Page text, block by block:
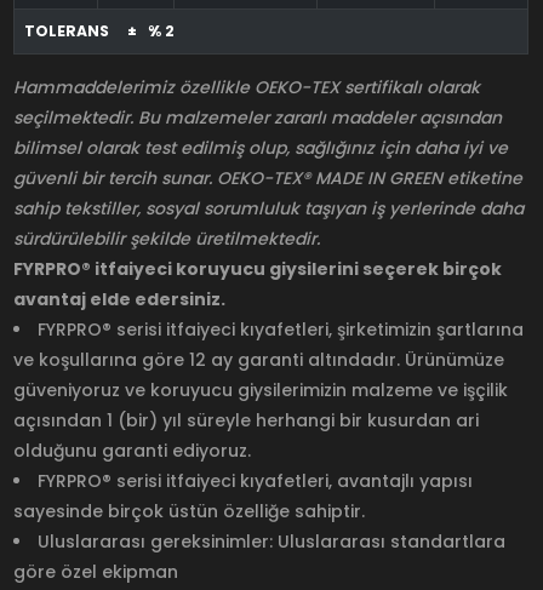
TOLERANS ± % 2
Hammaddelerimiz özellikle OEKO-TEX sertifikalı olarak
seçilmektedir. Bu malzemeler zararlı maddeler açısından
bilimsel olarak test edilmiş olup, sağlığınız için daha iyi ve
güvenli bir tercih sunar. OEKO-TEX® MADE IN GREEN etiketine
sahip tekstiller, sosyal sorumluluk taşıyan iş yerlerinde daha
sürdürülebilir şekilde üretilmektedir.
FYRPRO® itfaiyeci koruyucu giysilerini seçerek birçok
avantaj elde edersiniz.
FYRPRO® serisi itfaiyeci kıyafetleri, şirketimizin şartlarına
ve koşullarına göre 12 ay garanti altındadır. Ürünümüze
güveniyoruz ve koruyucu giysilerimizin malzeme ve işçilik
açısından 1 (bir) yıl süreyle herhangi bir kusurdan ari
olduğunu garanti ediyoruz.
FYRPRO® serisi itfaiyeci kıyafetleri, avantajlı yapısı
sayesinde birçok üstün özelliğe sahiptir.
Uluslararası gereksinimler: Uluslararası standartlara
göre özel ekipman